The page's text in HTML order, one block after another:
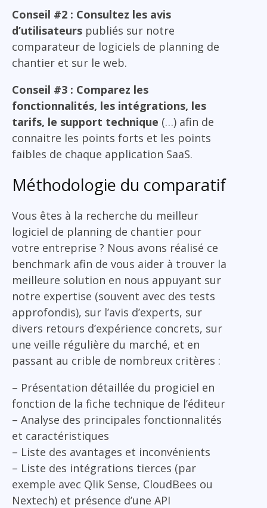
Conseil #2 : Consultez les avis
d’utilisateurs publiés sur notre
comparateur de logiciels de planning de
chantier et sur le web.
Conseil #3 : Comparez les
fonctionnalités, les intégrations, les
tarifs, le support technique (…) afin de
connaitre les points forts et les points
faibles de chaque application SaaS.
Méthodologie du comparatif
Vous êtes à la recherche du meilleur
logiciel de planning de chantier pour
votre entreprise ? Nous avons réalisé ce
benchmark afin de vous aider à trouver la
meilleure solution en nous appuyant sur
notre expertise (souvent avec des tests
approfondis), sur l’avis d’experts, sur
divers retours d’expérience concrets, sur
une veille régulière du marché, et en
passant au crible de nombreux critères :
– Présentation détaillée du progiciel en
fonction de la fiche technique de l’éditeur
– Analyse des principales fonctionnalités
et caractéristiques
– Liste des avantages et inconvénients
– Liste des intégrations tierces (par
exemple avec Qlik Sense, CloudBees ou
Nextech) et présence d’une API